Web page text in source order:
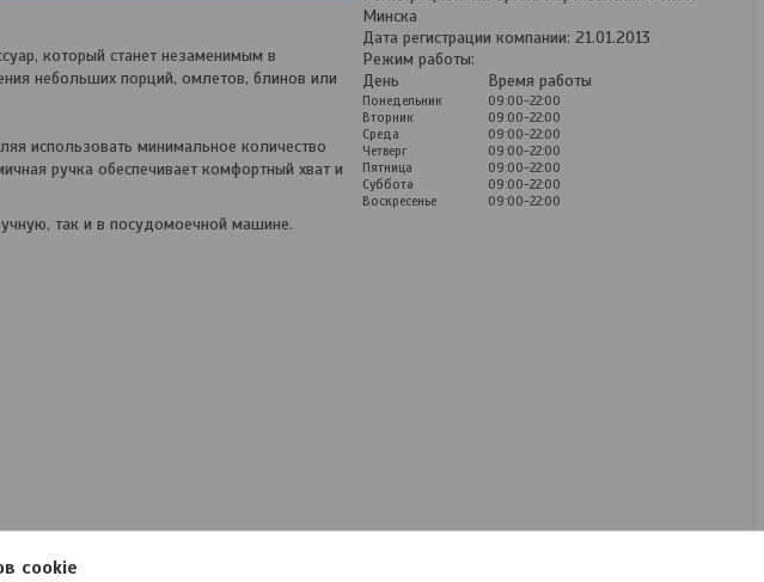
который станет незаменимым в
небольших порций, омлетов, блинов или
использовать минимальное количество
ручка обеспечивает комфортный хват и
так и в посудомоечной машине.
Минска
Дата регистрации компании: 21.01.2013
Режим работы:
День
Время работы
Понедельник
09:00-22:00
Вторник
09:00-22:00
Среда
09:00-22:00
Четверг
09:00-22:00
Пятница
09:00-22:00
Суббота
09:00-22:00
Воскресенье
09:00-22:00
cookie